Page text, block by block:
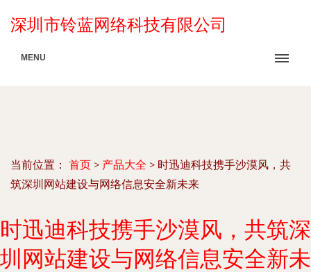
深圳市铃蓝网络科技有限公司
MENU
当前位置： 首页 > 产品大全 > 时迅迪科技携手沙漠风，共
筑深圳网站建设与网络信息安全新未来
时迅迪科技携手沙漠风，共筑深
圳网站建设与网络信息安全新未